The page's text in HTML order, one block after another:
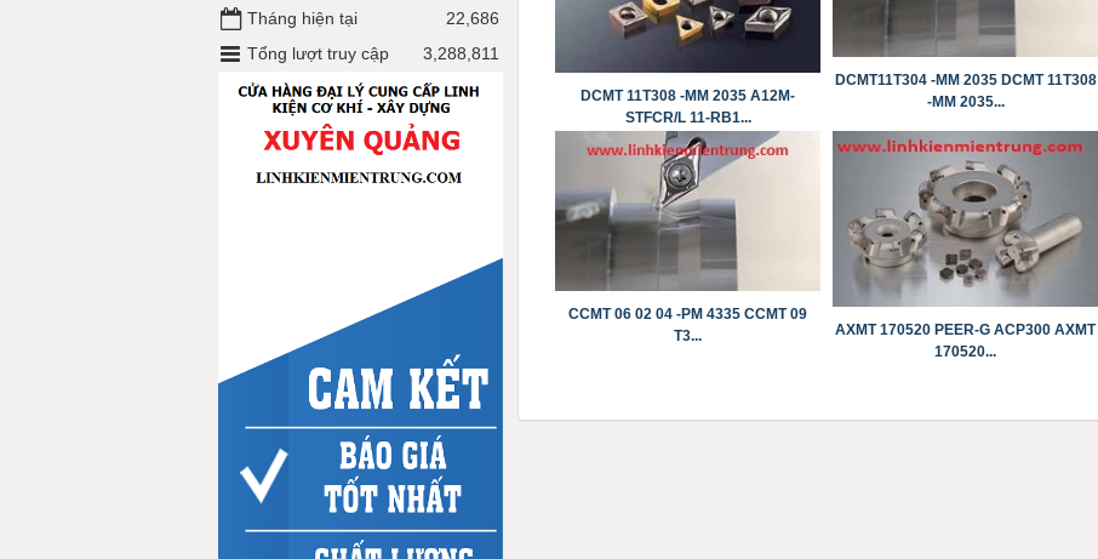
DCMT 11T308 -MM 2035 A12M-
STFCR/L 11-RB1...
DCMT11T304 -MM 2035 DCMT 11T308
-MM 2035...
CCMT 06 02 04 -PM 4335 ​​​​​​​CCMT 09
T3...
AXMT 170520 PEER-G ACP300 AXMT
170520...
Tháng hiện tại
22,686
Tổng lượt truy cập
3,288,811